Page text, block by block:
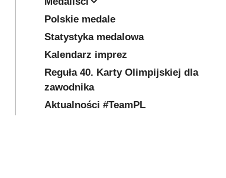
Polskie medale
Statystyka medalowa
Kalendarz imprez
Reguła 40. Karty Olimpijskiej dla
zawodnika
Aktualności #TeamPL